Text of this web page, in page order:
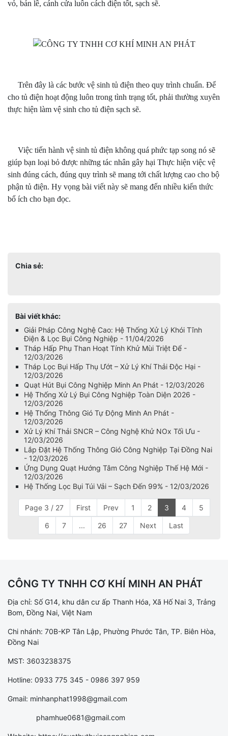
vỏ, bản lề, cánh cửa luôn cách điện tốt, sạch sẽ.
Trên đây là các bước vệ sinh tủ điện theo quy trình chuẩn. Để
cho tủ điện hoạt động luôn trong tình trạng tốt, phải thường xuyên
thực hiện làm vệ sinh cho tủ điện sạch sẽ.
Việc tiến hành vệ sinh tủ điện không quá phức tạp song nó sẽ
giúp bạn loại bỏ được những tác nhân gây hại Thực hiện việc vệ
sinh đúng cách, đúng quy trình sẽ mang tới chất lượng cao cho bộ
phận tủ điện. Hy vọng bài viết này sẽ mang đến nhiều kiến thức
bổ ích cho bạn đọc.
Chia sẻ:
Bài viết khác:
Giải Pháp Công Nghệ Cao: Hệ Thống Xử Lý Khói Tĩnh
Điện & Lọc Bụi Công Nghiệp - 11/04/2026
Tháp Hấp Phụ Than Hoạt Tính Khử Mùi Triệt Để -
12/03/2026
Tháp Lọc Bụi Hấp Thụ Ướt – Xử Lý Khí Thải Độc Hại -
12/03/2026
Quạt Hút Bụi Công Nghiệp Minh An Phát - 12/03/2026
Hệ Thống Xử Lý Bụi Công Nghiệp Toàn Diện 2026 -
12/03/2026
Hệ Thống Thông Gió Tự Động Minh An Phát -
12/03/2026
Xử Lý Khí Thải SNCR – Công Nghệ Khử NOx Tối Ưu -
12/03/2026
Lắp Đặt Hệ Thống Thông Gió Công Nghiệp Tại Đồng Nai
- 12/03/2026
Ứng Dụng Quạt Hướng Tâm Công Nghiệp Thế Hệ Mới -
12/03/2026
Hệ Thống Lọc Bụi Túi Vải – Sạch Đến 99% - 12/03/2026
Page 3 / 27 First Prev 1 2 3 4 5
6 7 ... 26 27 Next Last
CÔNG TY TNHH CƠ KHÍ MINH AN PHÁT
Địa chỉ: Số G14, khu dân cư ấp Thanh Hóa, Xã Hố Nai 3, Trảng
Bom, Đồng Nai, Việt Nam
Chi nhánh: 70B-KP Tân Lập, Phường Phước Tân, TP. Biên Hòa,
Đồng Nai
MST: 3603238375
Hotline: 0933 775 345 - 0986 397 959
Gmail: minhanphat1998@gmail.com
phamhue0681@gmail.com